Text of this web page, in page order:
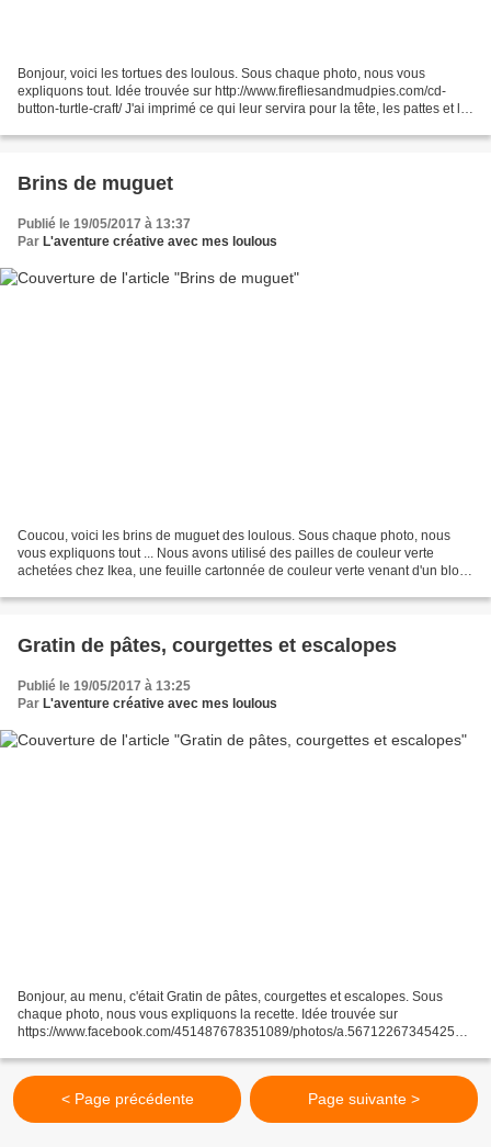
Bonjour, voici les tortues des loulous. Sous chaque photo, nous vous
expliquons tout. Idée trouvée sur http://www.firefliesandmudpies.com/cd-
button-turtle-craft/ J'ai imprimé ce qui leur servira pour la tête, les pattes et la
CD-and-Button-Turtle-Craft.pdf...
Brins de muguet
Publié le 19/05/2017 à 13:37
Par L'aventure créative avec mes loulous
Coucou, voici les brins de muguet des loulous. Sous chaque photo, nous
vous expliquons tout ... Nous avons utilisé des pailles de couleur verte
achetées chez Ikea, une feuille cartonnée de couleur verte venant d'un bloc
Gratin de pâtes, courgettes et escalopes
Publié le 19/05/2017 à 13:25
Par L'aventure créative avec mes loulous
Bonjour, au menu, c'était Gratin de pâtes, courgettes et escalopes. Sous
chaque photo, nous vous expliquons la recette. Idée trouvée sur
https://www.facebook.com/451487678351089/photos/a.567122673454255.1
< Page précédente Page suivante >